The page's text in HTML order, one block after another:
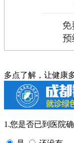
多点了解，让健康
1.您是否已到医院